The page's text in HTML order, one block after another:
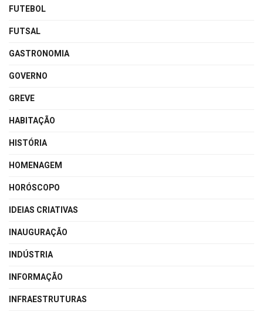
FUTEBOL
FUTSAL
GASTRONOMIA
GOVERNO
GREVE
HABITAÇÃO
HISTÓRIA
HOMENAGEM
HORÓSCOPO
IDEIAS CRIATIVAS
INAUGURAÇÃO
INDÚSTRIA
INFORMAÇÃO
INFRAESTRUTURAS